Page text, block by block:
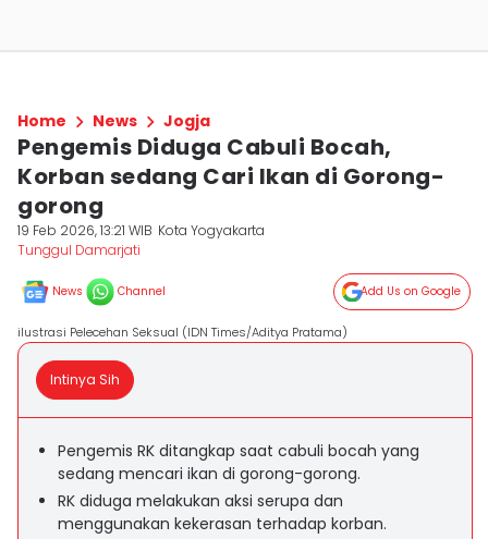
Home News Jogja
Pengemis Diduga Cabuli Bocah,
Korban sedang Cari Ikan di Gorong-
gorong
19 Feb 2026, 13:21 WIB Kota Yogyakarta
Tunggul Damarjati
News Channel Add Us on Google
ilustrasi Pelecehan Seksual (IDN Times/Aditya Pratama)
Intinya Sih
Pengemis RK ditangkap saat cabuli bocah yang
sedang mencari ikan di gorong-gorong.
RK diduga melakukan aksi serupa dan
menggunakan kekerasan terhadap korban.